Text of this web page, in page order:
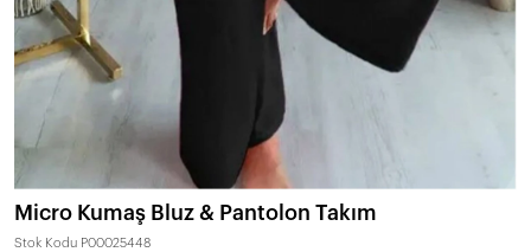
Micro Kumaş Bluz & Pantolon Takım
Stok Kodu P00025448